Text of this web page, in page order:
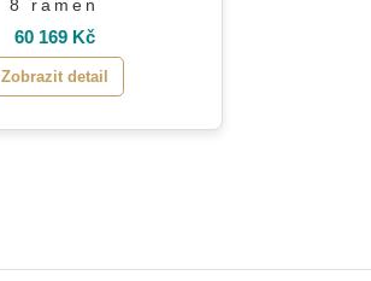
8 ramen
60 169 Kč
Zobrazit detail